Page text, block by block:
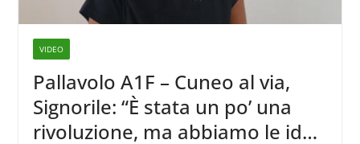
VIDEO
Pallavolo A1F – Cuneo al via,
Signorile: “È stata un po’ una
rivoluzione, ma abbiamo le idee